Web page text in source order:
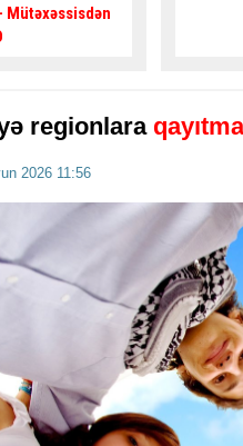
regionlara
2026 11:56